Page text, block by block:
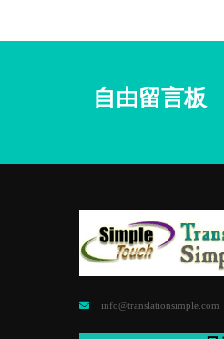
自由留言板
info@translationsimple.com